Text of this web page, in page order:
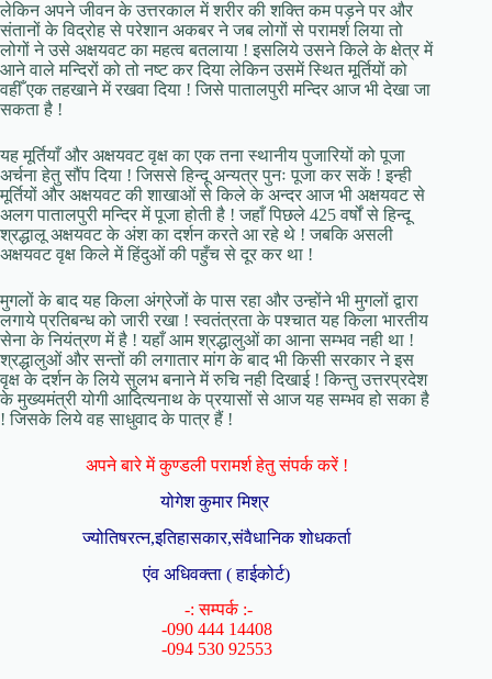
लेकिन अपने जीवन के उत्तरकाल में शरीर की शक्ति कम पड़ने पर और
संतानों के विद्रोह से परेशान अकबर ने जब लोगों से परामर्श लिया तो
लोगों ने उसे अक्षयवट का महत्व बतलाया ! इसलिये उसने किले के क्षेत्र में
आने वाले मन्दिरों को तो नष्ट कर दिया लेकिन उसमें स्थित मूर्तियों को
वहीँ एक तहखाने में रखवा दिया ! जिसे पातालपुरी मन्दिर आज भी देखा जा
सकता है !
यह मूर्तियाँ और अक्षयवट वृक्ष का एक तना स्थानीय पुजारियों को पूजा
अर्चना हेतु सौंप दिया ! जिससे हिन्दू अन्यत्र पुनः पूजा कर सकें ! इन्ही
मूर्तियों और अक्षयवट की शाखाओं से किले के अन्दर आज भी अक्षयवट से
अलग पातालपुरी मन्दिर में पूजा होती है ! जहाँ पिछले 425 वर्षों से हिन्दू
श्रद्धालू अक्षयवट के अंश का दर्शन करते आ रहे थे ! जबकि असली
अक्षयवट वृक्ष किले में हिंदुओं की पहुँच से दूर कर था !
मुगलों के बाद यह किला अंग्रेजों के पास रहा और उन्होंने भी मुगलों द्वारा
लगाये प्रतिबन्ध को जारी रखा ! स्वतंत्रता के पश्चात यह किला भारतीय
सेना के नियंत्रण में है ! यहाँ आम श्रद्धालुओं का आना सम्भव नही था !
श्रद्धालुओं और सन्तों की लगातार मांग के बाद भी किसी सरकार ने इस
वृक्ष के दर्शन के लिये सुलभ बनाने में रुचि नही दिखाई ! किन्तु उत्तरप्रदेश
के मुख्यमंत्री योगी आदित्यनाथ के प्रयासों से आज यह सम्भव हो सका है
! जिसके लिये वह साधुवाद के पात्र हैं !
अपने बारे में कुण्डली परामर्श हेतु संपर्क करें !
योगेश कुमार मिश्र
ज्योतिषरत्न,इतिहासकार,संवैधानिक शोधकर्ता
एंव अधिवक्ता ( हाईकोर्ट)
-: सम्पर्क :-
-090 444 14408
-094 530 92553